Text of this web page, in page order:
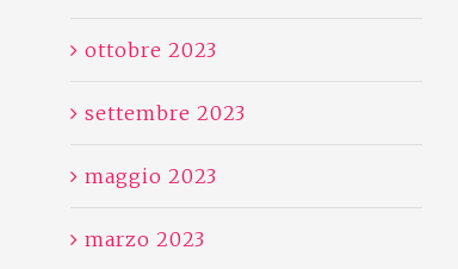
ottobre 2023
settembre 2023
maggio 2023
marzo 2023